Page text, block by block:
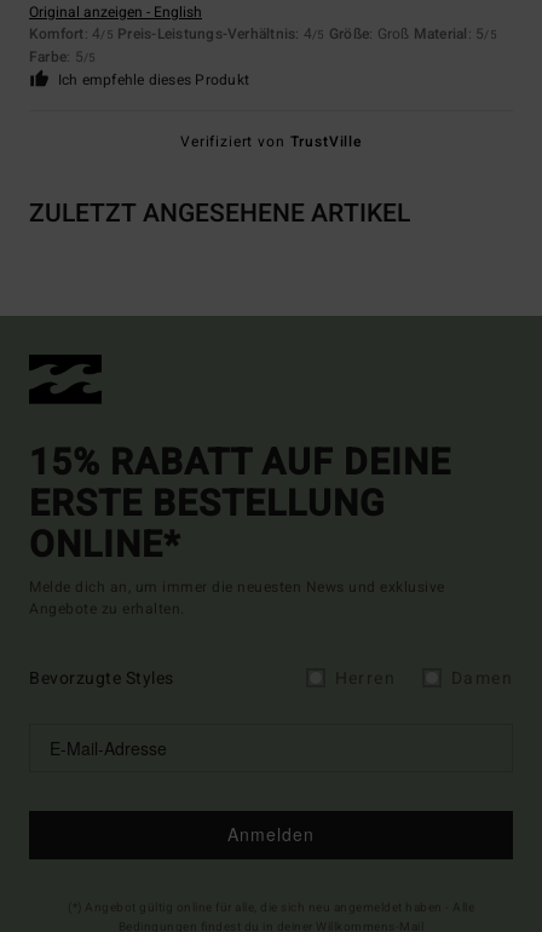
Original anzeigen - English
Komfort: 4/5 Preis-Leistungs-Verhältnis: 4/5 Größe: Groß Material: 5/5
Farbe: 5/5
Ich empfehle dieses Produkt
Verifiziert von TrustVille
ZULETZT ANGESEHENE ARTIKEL
15% RABATT AUF DEINE
ERSTE BESTELLUNG
ONLINE*
Melde dich an, um immer die neuesten News und exklusive
Angebote zu erhalten.
Bevorzugte Styles
Anmelden